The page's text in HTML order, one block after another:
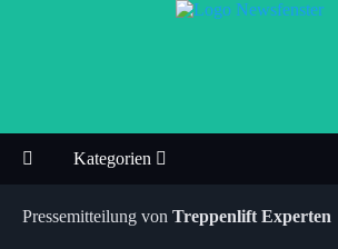
Kategorien
Pressemitteilung von Treppenlift Experten